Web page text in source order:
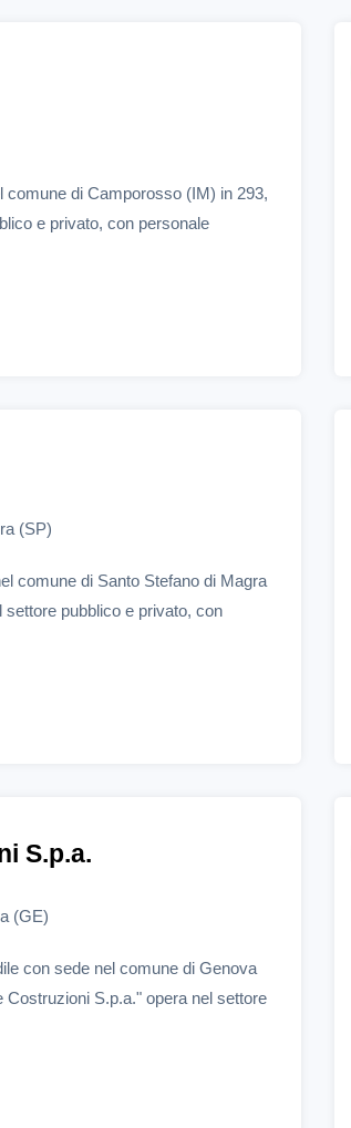
di Camporosso (IM) in 293,
e privato, con personale
(SP)
comune di Santo Stefano di Magra
pubblico e privato, con
S.p.a.
(GE)
con sede nel comune di Genova
S.p.a." opera nel settore